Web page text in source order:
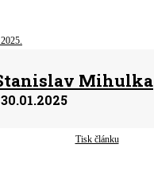
Mihulka
30.01.2025
Tisk článku